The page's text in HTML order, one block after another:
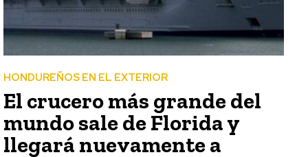
HONDUREÑOS EN EL EXTERIOR
El crucero más grande del
mundo sale de Florida y
llegará nuevamente a